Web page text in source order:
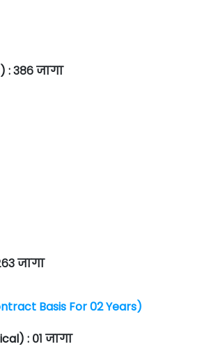
: ३८६ जागा
जागा
Basis For 02 Years)
: ०१ जागा